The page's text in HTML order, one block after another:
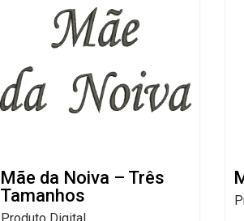
Mãe da Noiva – Três
Tamanhos